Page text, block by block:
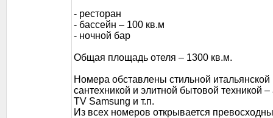
- ресторан
- бассейн – 100 кв.м
- ночной бар
Общая площадь отеля – 1300 кв.м.
Номера обставлены стильной
сантехникой и элитной бытовой техникой
TV Samsung и т.п.
Из всех номеров открывается